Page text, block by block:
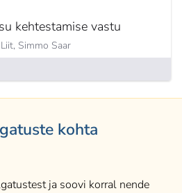
kehtestamise vastu
Simmo Saar
kohta
ja soovi korral nende